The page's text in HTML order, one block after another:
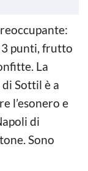
punti, frutto
La
Sottil è a
l’esonero e
di
Sono